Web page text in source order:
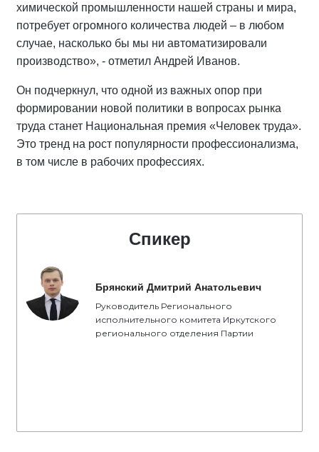
химической промышленности нашей страны и мира,
потребует огромного количества людей – в любом
случае, насколько бы мы ни автоматизировали
производство», - отметил Андрей Иванов.
Он подчеркнул, что одной из важных опор при
формировании новой политики в вопросах рынка
труда станет Национальная премия «Человек труда».
Это тренд на рост популярности профессионализма,
в том числе в рабочих профессиях.
Спикер
Брянский Дмитрий Анатольевич
Руководитель Регионального
исполнительного комитета Иркутского
регионального отделения Партии